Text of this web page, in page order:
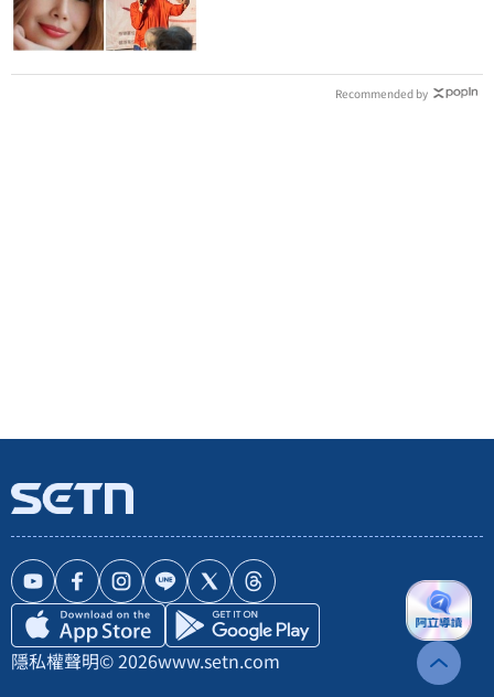
Recommended by
隱私權聲明© 2026www.setn.com